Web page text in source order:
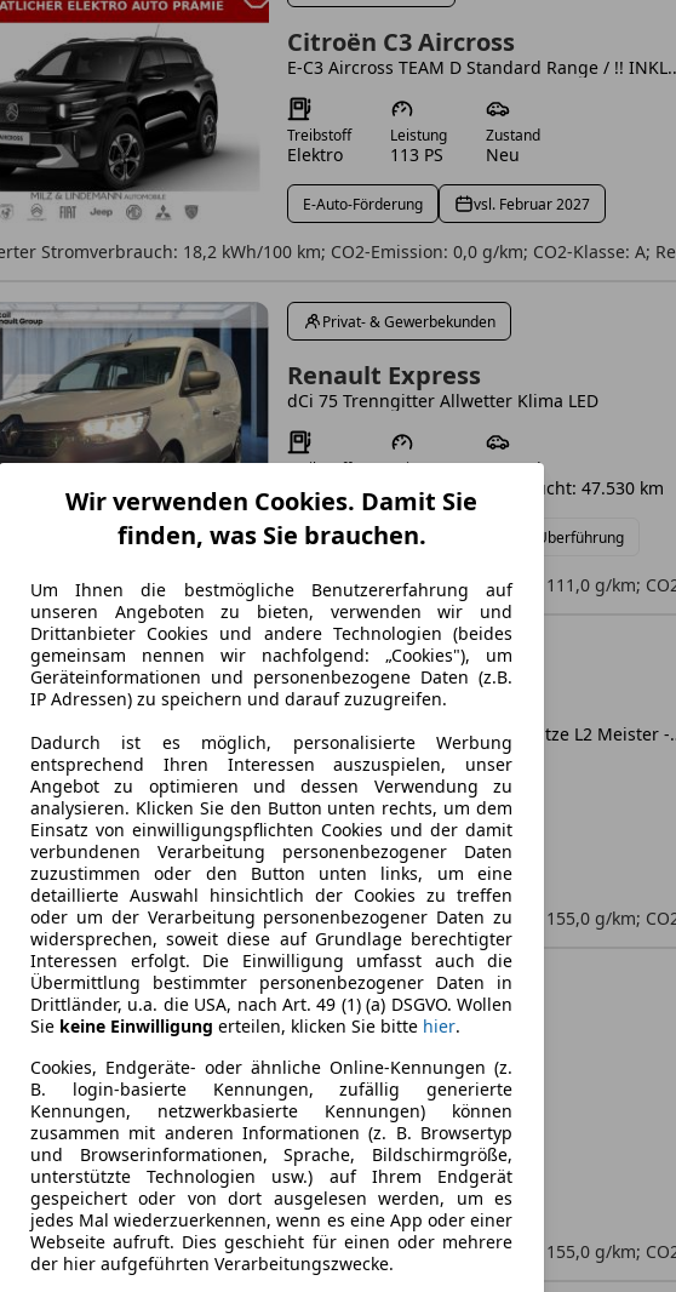
Citroën C3 Aircross
E-C3 Aircross
Treibstoff
Elektro
Leistung
113 PS
Zustand
Neu
E-Auto-Förderung vsl. Februar 2027
Stromverbrauch: 18,2 kWh/100 km; CO2-Emission: 0,0 g/km; CO2-Klasse: A;
Privat- & Gewerbekunden
Renault Express
dCi 75 Trenngitter Allwetter Klima LED
Treibstoff
Diesel
Leistung
75 PS
Zustand
Gebraucht: 47.530 km
Verfügbar: Sofort Inklusive: Überführung
Kraftstoffverbrauch: 4,2 l/100 km; Kombinierte CO2-Emission: 111,0 g/km;
Nur Gewerbekunden
Toyota Proace City
1,5 l D, 102 PS
Treibstoff
Diesel
Leistung
102 PS
Zustand
Neu
Verfügbar: Sofort
Kraftstoffverbrauch: 5,9 l/100 km; Kombinierte CO2-Emission: 155,0 g/km;
Nur Gewerbekunden
Toyota Proace City
L2 Meister 3 Sitze Gewerbe
Treibstoff
Diesel
Leistung
102 PS
Zustand
Neu
Verfügbar: Sofort
Kraftstoffverbrauch: 5,9 l/100 km; Kombinierte CO2-Emission: 155,0 g/km;
Wir verwenden Cookies. Damit Sie
finden, was Sie brauchen.
Um Ihnen die bestmögliche Benutzererfahrung auf
unseren Angeboten zu bieten, verwenden wir und
Drittanbieter Cookies und andere Technologien (beides
gemeinsam nennen wir nachfolgend: „Cookies"), um
Geräteinformationen und personenbezogene Daten (z.B.
IP Adressen) zu speichern und darauf zuzugreifen.
Dadurch ist es möglich, personalisierte Werbung
entsprechend Ihren Interessen auszuspielen, unser
Angebot zu optimieren und dessen Verwendung zu
analysieren. Klicken Sie den Button unten rechts, um dem
Einsatz von einwilligungspflichten Cookies und der damit
verbundenen Verarbeitung personenbezogener Daten
zuzustimmen oder den Button unten links, um eine
detaillierte Auswahl hinsichtlich der Cookies zu treffen
oder um der Verarbeitung personenbezogener Daten zu
widersprechen, soweit diese auf Grundlage berechtigter
Interessen erfolgt. Die Einwilligung umfasst auch die
Übermittlung bestimmter personenbezogener Daten in
Drittländer, u.a. die USA, nach Art. 49 (1) (a) DSGVO. Wollen
Sie keine Einwilligung erteilen, klicken Sie bitte hier.
Cookies, Endgeräte- oder ähnliche Online-Kennungen (z.
B. login-basierte Kennungen, zufällig generierte
Kennungen, netzwerkbasierte Kennungen) können
zusammen mit anderen Informationen (z. B. Browsertyp
und Browserinformationen, Sprache, Bildschirmgröße,
unterstützte Technologien usw.) auf Ihrem Endgerät
gespeichert oder von dort ausgelesen werden, um es
jedes Mal wiederzuerkennen, wenn es eine App oder einer
Webseite aufruft. Dies geschieht für einen oder mehrere
der hier aufgeführten Verarbeitungszwecke.